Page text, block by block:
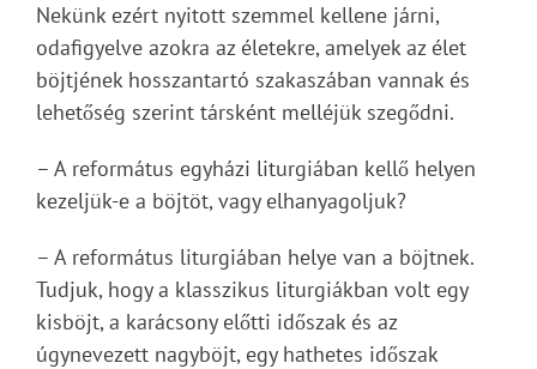
Nekünk ezért nyitott szemmel kellene járni,
odafigyelve azokra az életekre, amelyek az élet
böjtjének hosszantartó szakaszában vannak és
lehetőség szerint társként melléjük szegődni.
– A református egyházi liturgiában kellő helyen
kezeljük-e a böjtöt, vagy elhanyagoljuk?
– A református liturgiában helye van a böjtnek.
Tudjuk, hogy a klasszikus liturgiákban volt egy
kisböjt, a karácsony előtti időszak és az
úgynevezett nagyböjt, egy hathetes időszak